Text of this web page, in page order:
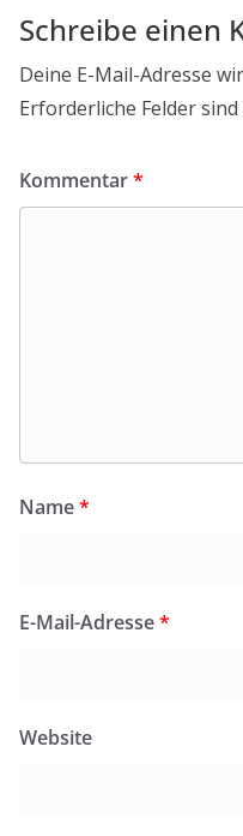
Schreibe einen
Deine E-Mail-Adresse
Erforderliche Felder
Kommentar*
Name*
E-Mail-Adresse*
Website